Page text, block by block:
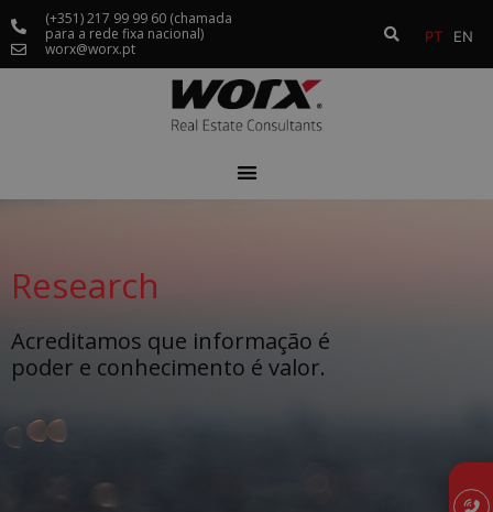
(+351) 217 99 99 60 (chamada
para a rede fixa nacional)
worx@worx.pt
PT EN
Research
Acreditamos que informação é
poder e conhecimento é valor.